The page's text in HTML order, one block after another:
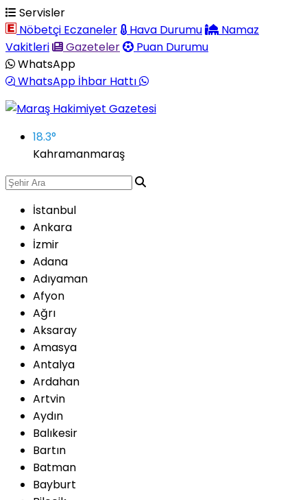
Servisler
Nöbetçi Eczaneler
Hava Durumu
Namaz
Vakitleri
Gazeteler
Puan Durumu
WhatsApp
WhatsApp İhbar Hattı
18.3°
Kahramanmaraş
İstanbul
Ankara
İzmir
Adana
Adıyaman
Afyon
Ağrı
Aksaray
Amasya
Antalya
Ardahan
Artvin
Aydın
Balıkesir
Bartın
Batman
Bayburt